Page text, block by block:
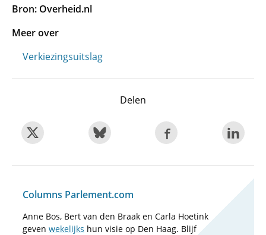
Bron: Overheid.nl
Meer over
Verkiezingsuitslag
Delen
Columns Parlement.com
Anne Bos, Bert van den Braak en Carla Hoetink
geven wekelijks hun visie op Den Haag. Blijf